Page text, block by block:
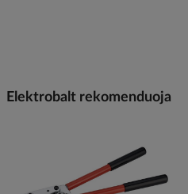
Elektrobalt rekomenduoja